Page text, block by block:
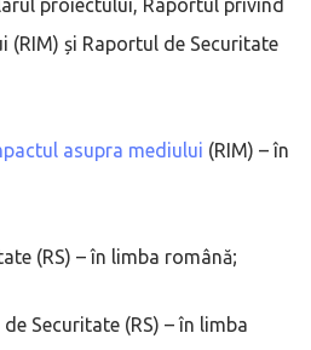
proiectului, Raportul privind
(RIM) și Raportul de Securitate
asupra mediului (RIM) – în
(RS) – în limba română;
Securitate (RS) – în limba